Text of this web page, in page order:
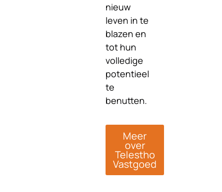
nieuw
leven in te
blazen en
tot hun
volledige
potentieel
te
benutten.
Meer
over
Telestho
Vastgoed